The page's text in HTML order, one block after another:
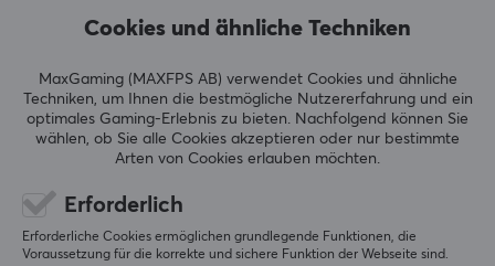
0.99 € 59.90 €
Cookies und ähnliche Techniken
MaxGaming (MAXFPS AB) verwendet Cookies und ähnliche
Techniken, um Ihnen die bestmögliche Nutzererfahrung und ein
optimales Gaming-Erlebnis zu bieten. Nachfolgend können Sie
wählen, ob Sie alle Cookies akzeptieren oder nur bestimmte
Arten von Cookies erlauben möchten.
Erforderlich
Erforderliche Cookies ermöglichen grundlegende Funktionen, die
Voraussetzung für die korrekte und sichere Funktion der Webseite sind.